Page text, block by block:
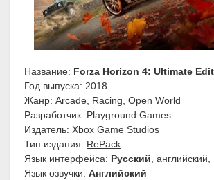
Название: Forza Horizon 4: Ultimate
Год выпуска: 2018
Жанр: Arcade, Racing, Open World
Разработчик: Playground Games
Издатель: Xbox Game Studios
Тип издания: RePack
Язык интерфейса: Русский, английский,
Язык озвучки: Английский